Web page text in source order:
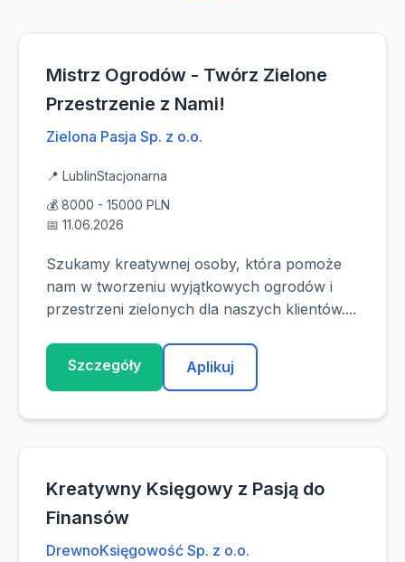
Mistrz Ogrodów - Twórz Zielone
Przestrzenie z Nami!
Zielona Pasja Sp. z o.o.
📍 LublinStacjonarna
💰 8000 - 15000 PLN
📅 11.06.2026
Szukamy kreatywnej osoby, która pomoże
nam w tworzeniu wyjątkowych ogrodów i
przestrzeni zielonych dla naszych klientów....
Szczegóły Aplikuj
Kreatywny Księgowy z Pasją do
Finansów
DrewnoKsięgowość Sp. z o.o.